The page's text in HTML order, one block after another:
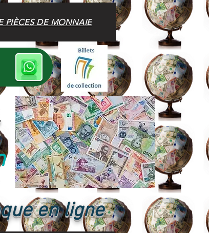
PIÈCES DE MONNAIE
en ligne